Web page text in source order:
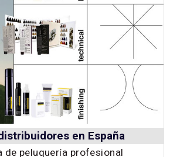
en España
de peluquería profesional